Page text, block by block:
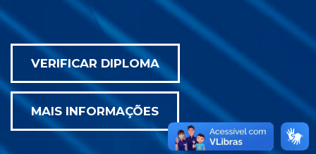
VERIFICAR DIPLOMA
MAIS INFORMAÇÕES